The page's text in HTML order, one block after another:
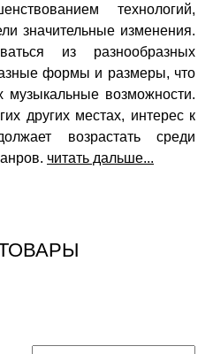
технологий,
значительные изменения.
из разнообразных
формы и размеры, что
музыкальные возможности.
других местах, интерес к
возрастать среди
читать дальше...